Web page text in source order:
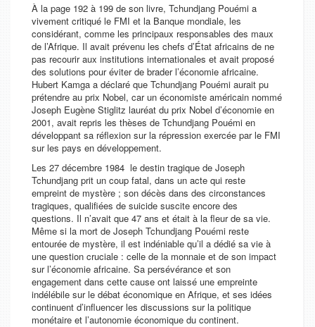
À la page 192 à 199 de son livre, Tchundjang Pouémi a
vivement critiqué le FMI et la Banque mondiale, les
considérant, comme les principaux responsables des maux
de l’Afrique. Il avait prévenu les chefs d’État africains de ne
pas recourir aux institutions internationales et avait proposé
des solutions pour éviter de brader l’économie africaine.
Hubert Kamga a déclaré que Tchundjang Pouémi aurait pu
prétendre au prix Nobel, car un économiste américain nommé
Joseph Eugène Stiglitz lauréat du prix Nobel d’économie en
2001, avait repris les thèses de Tchundjang Pouémi en
développant sa réflexion sur la répression exercée par le FMI
sur les pays en développement.
Les 27 décembre 1984 le destin tragique de Joseph
Tchundjang prit un coup fatal, dans un acte qui reste
empreint de mystère ; son décès dans des circonstances
tragiques, qualifiées de suicide suscite encore des
questions. Il n’avait que 47 ans et était à la fleur de sa vie.
Même si la mort de Joseph Tchundjang Pouémi reste
entourée de mystère, il est indéniable qu’il a dédié sa vie à
une question cruciale : celle de la monnaie et de son impact
sur l’économie africaine. Sa persévérance et son
engagement dans cette cause ont laissé une empreinte
indélébile sur le débat économique en Afrique, et ses idées
continuent d’influencer les discussions sur la politique
monétaire et l’autonomie économique du continent.